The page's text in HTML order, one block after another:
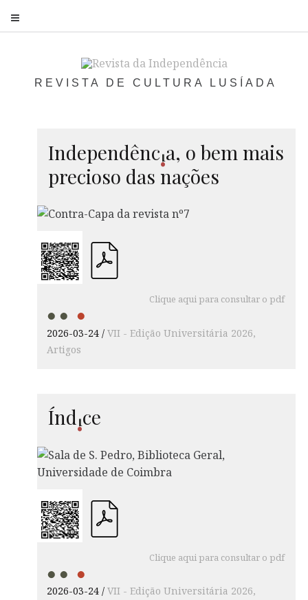
REVISTA DE CULTURA LUSÍADA
Independência, o bem mais
precioso das nações
Clique aqui para consultar o pdf
2026-03-24
VII - Edição Universitária 2026
Artigos
Índice
Clique aqui para consultar o pdf
2026-03-24
VII - Edição Universitária 2026